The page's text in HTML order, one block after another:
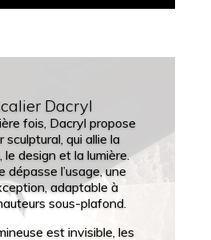
Dacryl
fois, Dacryl propose
sculptural, qui allie la
le design et la lumière.
dépasse l’usage, une
adaptable à
sous-plafond.
est invisible, les